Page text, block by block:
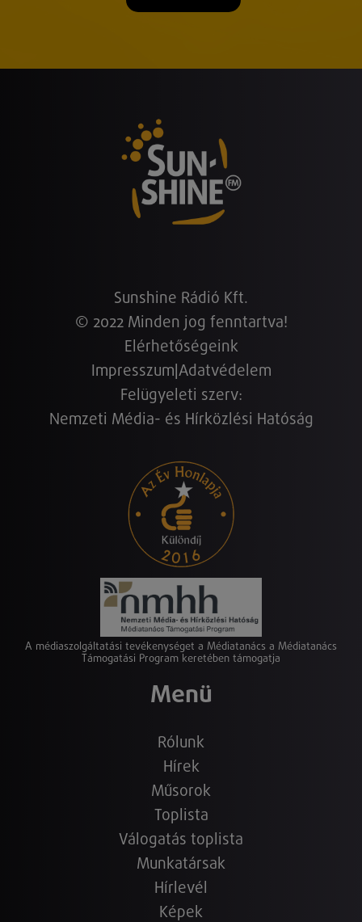
Sunshine Rádió Kft.
© 2022 Minden jog fenntartva!
Elérhetőségeink
Impresszum Adatvédelem
Felügyeleti szerv:
Nemzeti Média- és Hírközlési Hatóság
A médiaszolgáltatási tevékenységet a Médiatanács a Médiatanács
Támogatási Program keretében támogatja
Menü
Rólunk
Hírek
Műsorok
Toplista
Válogatás toplista
Munkatársak
Hírlevél
Képek